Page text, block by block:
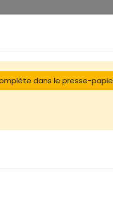
HYPOCRAS
11,67€
dans le presse-